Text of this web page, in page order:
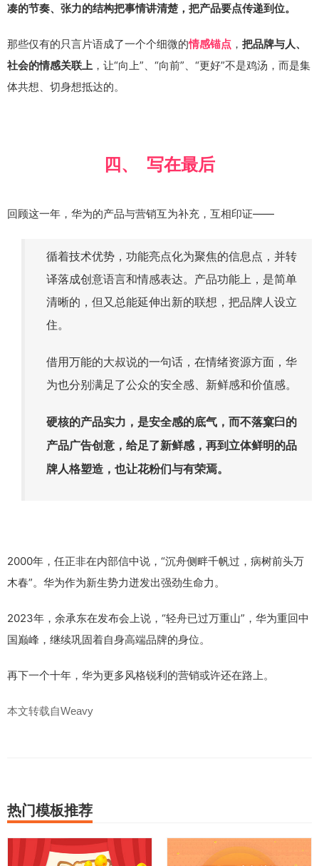
凑的节奏、张力的结构把事情讲清楚，把产品要点传递到位。
那些仅有的只言片语成了一个个细微的情感锚点 ， 把品牌与人、
社会的情感关联上 ，让“向上”、“向前”、“更好”不是鸡汤，而是集
体共想、切身想抵达的。
四、 写在最后
回顾这一年，华为的产品与营销互为补充，互相印证——
循着技术优势，功能亮点化为聚焦的信息点，并转
译落成创意语言和情感表达。产品功能上，是简单
清晰的，但又总能延伸出新的联想，把品牌人设立
住。
借用万能的大叔说的一句话，在情绪资源方面，华
为也分别满足了公众的安全感、新鲜感和价值感。
硬核的产品实力，是安全感的底气，而不落窠臼的
产品广告创意，给足了新鲜感，再到立体鲜明的品
牌人格塑造，也让花粉们与有荣焉。
2000年，任正非在内部信中说，“沉舟侧畔千帆过，病树前头万
木春”。华为作为新生势力迸发出强劲生命力。
2023年，余承东在发布会上说，“轻舟已过万重山”，华为重回中
国巅峰，继续巩固着自身高端品牌的身位。
再下一个十年，华为更多风格锐利的营销或许还在路上。
本文转载自Weavy
热门模板推荐